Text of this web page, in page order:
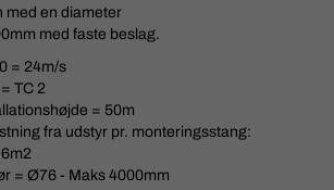
med en diameter
med faste beslag.
= 24m/s
TC 2
= 50m
fra udstyr pr. monteringsstang:
= Ø76 - Maks 4000mm